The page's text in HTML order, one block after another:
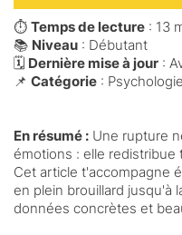
⏱️ Temps de lecture : 13
📚 Niveau : Débutant
🗓️ Dernière mise à jour :
📌 Catégorie :
En résumé : Une rupture
émotions : elle
Cet article t'accompagne
en plein brouillard jusqu'à
données concrètes et